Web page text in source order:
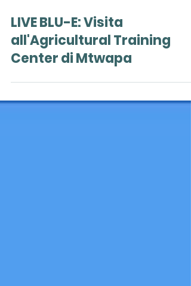
LIVE BLU-E: Visita
all'Agricultural Training
Center di Mtwapa